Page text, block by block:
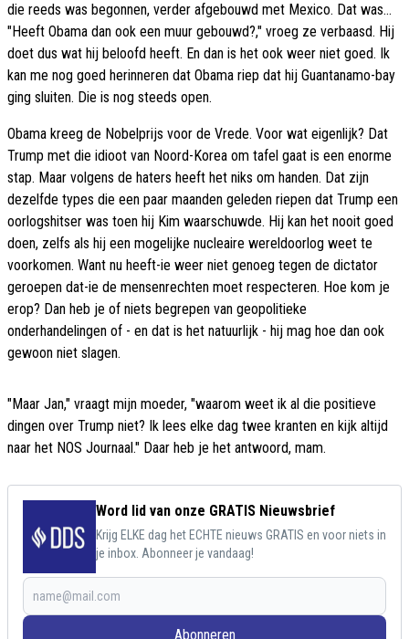
die reeds was begonnen, verder afgebouwd met Mexico. Dat was...
"Heeft Obama dan ook een muur gebouwd?," vroeg ze verbaasd. Hij
doet dus wat hij beloofd heeft. En dan is het ook weer niet goed. Ik
kan me nog goed herinneren dat Obama riep dat hij Guantanamo-bay
ging sluiten. Die is nog steeds open.
Obama kreeg de Nobelprijs voor de Vrede. Voor wat eigenlijk? Dat
Trump met die idioot van Noord-Korea om tafel gaat is een enorme
stap. Maar volgens de haters heeft het niks om handen. Dat zijn
dezelfde types die een paar maanden geleden riepen dat Trump een
oorlogshitser was toen hij Kim waarschuwde. Hij kan het nooit goed
doen, zelfs als hij een mogelijke nucleaire wereldoorlog weet te
voorkomen. Want nu heeft-ie weer niet genoeg tegen de dictator
geroepen dat-ie de mensenrechten moet respecteren. Hoe kom je
erop? Dan heb je of niets begrepen van geopolitieke
onderhandelingen of - en dat is het natuurlijk - hij mag hoe dan ook
gewoon niet slagen.
"Maar Jan," vraagt mijn moeder, "waarom weet ik al die positieve
dingen over Trump niet? Ik lees elke dag twee kranten en kijk altijd
naar het NOS Journaal." Daar heb je het antwoord, mam.
Word lid van onze GRATIS Nieuwsbrief
Krijg ELKE dag het ECHTE nieuws GRATIS en voor niets in
je inbox. Abonneer je vandaag!
Abonneren